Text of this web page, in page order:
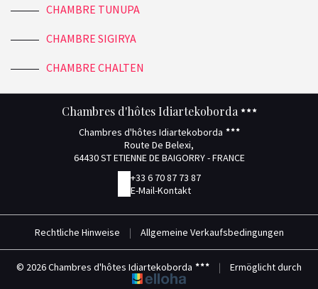
CHAMBRE TUNUPA
CHAMBRE SIGIRYA
CHAMBRE CHALTEN
Chambres d'hôtes Idiartekoborda
Chambres d'hôtes Idiartekoborda
Route De Belexi,
64430 ST ETIENNE DE BAIGORRY - FRANCE
+33 6 70 87 73 87
E-Mail-Kontakt
Rechtliche Hinweise | Allgemeine Verkaufsbedingungen
© 2026 Chambres d'hôtes Idiartekoborda | Ermöglicht durch